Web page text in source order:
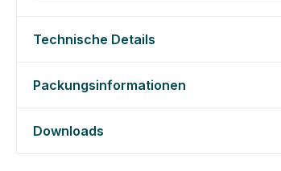
Technische Details
Packungsinformationen
Downloads